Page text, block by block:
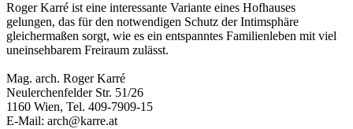
Roger Karré ist eine interessante Variante eines Hofhauses
gelungen, das für den notwendigen Schutz der Intimsphäre
gleichermaßen sorgt, wie es ein entspanntes Familienleben mit viel
uneinsehbarem Freiraum zulässt.
Mag. arch. Roger Karré
Neulerchenfelder Str. 51/26
1160 Wien, Tel. 409-7909-15
E-Mail: arch@karre.at